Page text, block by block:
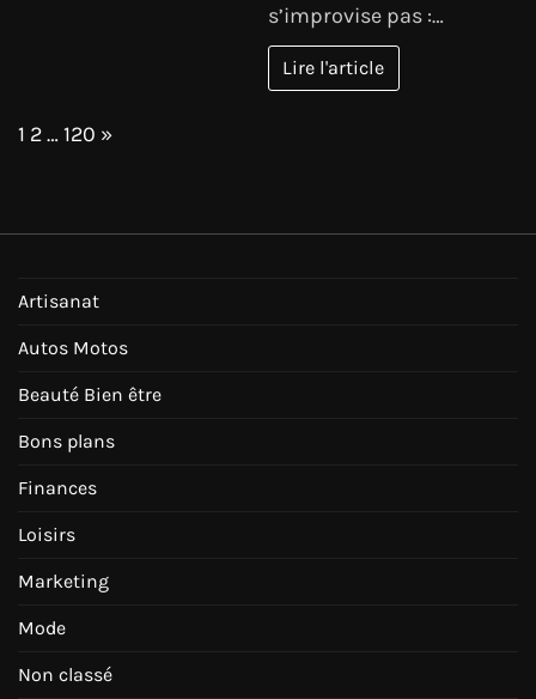
s’improvise pas :…
Lire l'article
Page:
1 2…120 Next
»
Artisanat
Autos Motos
Beauté Bien être
Bons plans
Finances
Loisirs
Marketing
Mode
Non classé